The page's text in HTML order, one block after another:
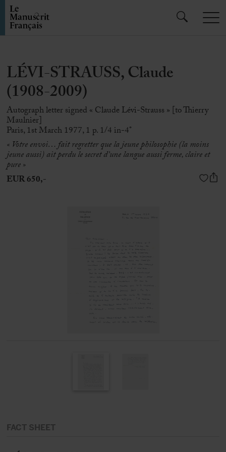
LÉVI-STRAUSS, Claude
(1908-2009)
Autograph letter signed « Claude Lévi-Strauss » [to Thierry
Maulnier]
Paris, 1st March 1977, 1 p. 1/4 in-4°
« Votre envoi… fait regretter que la jeune philosophie (la moins
jeune aussi) ait perdu le secret d’une langue aussi ferme, claire et
pure »
EUR 650,-
FACT SHEET